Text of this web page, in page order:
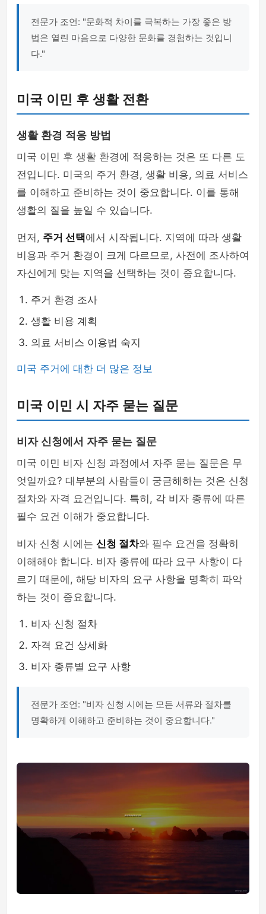
전문가 조언: "문화적 차이를 극복하는 가장 좋은 방
법은 열린 마음으로 다양한 문화를 경험하는 것입니
다."
미국 이민 후 생활 전환
생활 환경 적응 방법
미국 이민 후 생활 환경에 적응하는 것은 또 다른 도
전입니다. 미국의 주거 환경, 생활 비용, 의료 서비스
를 이해하고 준비하는 것이 중요합니다. 이를 통해
생활의 질을 높일 수 있습니다.
먼저, 주거 선택에서 시작됩니다. 지역에 따라 생활
비용과 주거 환경이 크게 다르므로, 사전에 조사하여
자신에게 맞는 지역을 선택하는 것이 중요합니다.
주거 환경 조사
생활 비용 계획
의료 서비스 이용법 숙지
미국 주거에 대한 더 많은 정보
미국 이민 시 자주 묻는 질문
비자 신청에서 자주 묻는 질문
미국 이민 비자 신청 과정에서 자주 묻는 질문은 무
엇일까요? 대부분의 사람들이 궁금해하는 것은 신청
절차와 자격 요건입니다. 특히, 각 비자 종류에 따른
필수 요건 이해가 중요합니다.
비자 신청 시에는 신청 절차와 필수 요건을 정확히
이해해야 합니다. 비자 종류에 따라 요구 사항이 다
르기 때문에, 해당 비자의 요구 사항을 명확히 파악
하는 것이 중요합니다.
비자 신청 절차
자격 요건 상세화
비자 종류별 요구 사항
전문가 조언: "비자 신청 시에는 모든 서류와 절차를
명확하게 이해하고 준비하는 것이 중요합니다."